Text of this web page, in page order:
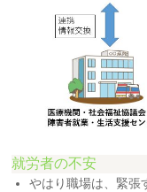
就労者の不安
やはり職場は、緊張